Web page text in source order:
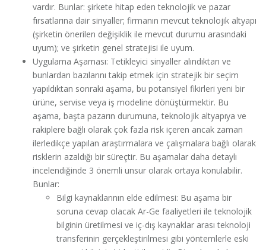
vardır. Bunlar: şirkete hitap eden teknolojik ve pazar
fırsatlarına dair sinyaller; firmanın mevcut teknolojik altyapı
(şirketin önerilen değişiklik ile mevcut durumu arasındaki
uyum); ve şirketin genel stratejisi ile uyum.
Uygulama Aşaması: Tetikleyici sinyaller alındıktan ve
bunlardan bazılarını takip etmek için stratejik bir seçim
yapıldıktan sonraki aşama, bu potansiyel fikirleri yeni bir
ürüne, servise veya iş modeline dönüştürmektir. Bu
aşama, başta pazarın durumuna, teknolojik altyapıya ve
rakiplere bağlı olarak çok fazla risk içeren ancak zaman
ilerledikçe yapılan araştırmalara ve çalışmalara bağlı olarak
risklerin azaldığı bir süreçtir. Bu aşamalar daha detaylı
incelendiğinde 3 önemli unsur olarak ortaya konulabilir.
Bunlar:
Bilgi kaynaklarının elde edilmesi: Bu aşama bir
soruna cevap olacak Ar-Ge faaliyetleri ile teknolojik
bilginin üretilmesi ve iç-dış kaynaklar arası teknoloji
transferinin gerçekleştirilmesi gibi yöntemlerle eski